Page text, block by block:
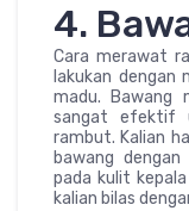
4.
Cara merawat
lakukan dengan
madu. Bawang
sangat efektif
rambut. Kalian
bawang
pada kulit
kalian bilas